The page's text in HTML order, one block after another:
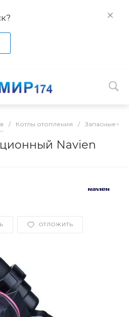
/ Котлы отопления / Запасные
Navien
ОТЛОЖИТЬ